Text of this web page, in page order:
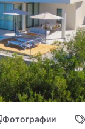
Фотографии